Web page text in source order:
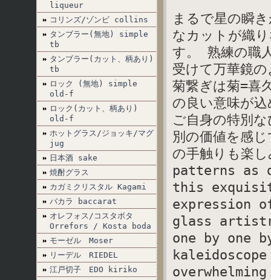
liqueur
コリンズ/ゾンビ collins
タンブラー(無地) simple
tb
タンブラー(カット、柄あり)
tb
ロック (無地) simple
old-f
ロック(カット、柄あり)
old-f
ホットグラス/ジョッキ/マグ
jug
日本酒 sake
焼酎グラス
カガミクリスタル Kagami
バカラ baccarat
オレフォス/コスタボタ
Orrefors / Kosta boda
モーゼル Moser
リーデル RIEDEL
江戸切子 EDO kiriko
まるで星の瞬
なカットが織
す。 熟練の職
受けて万華鏡
菊繋ぎは菊=喜
の良い意味が
ご自身の特別
別の価値を感
の手触りも楽
patterns as
this
expression
glass
one by one